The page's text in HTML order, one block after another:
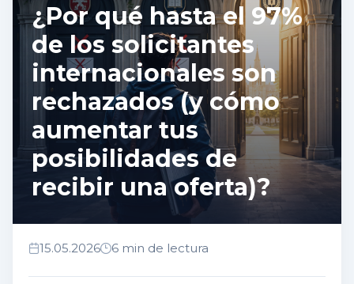
¿Por qué hasta el 97%
de los solicitantes
internacionales son
rechazados (y cómo
aumentar tus
posibilidades de
recibir una oferta)?
15.05.2026 6 min de lectura